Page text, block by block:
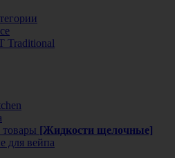
Traditional
товары [Жидкости щелочные]
для вейпа